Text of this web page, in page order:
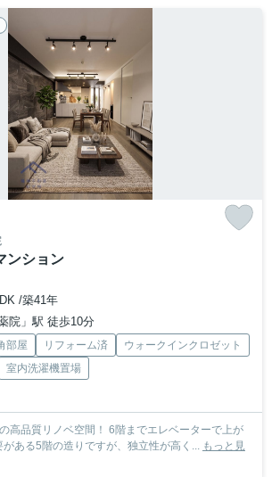
ンション
/築41年
院」駅 徒歩10分
部屋 リフォーム済
ウォークインクロゼット
室内洗濯機置場
高品質リノベ空間！ 6階までエレベーターで上が
がある5階の造りですが、独立性が高く... もっと見